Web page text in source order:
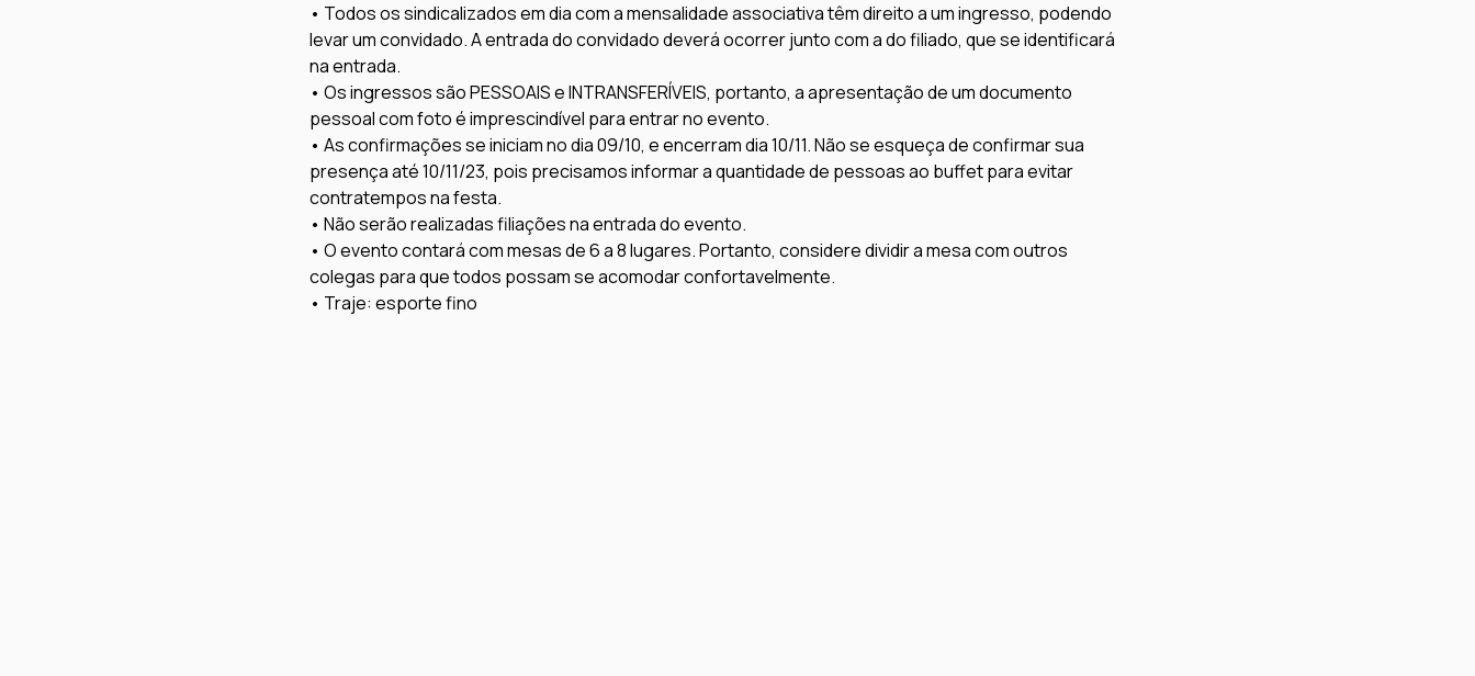
• Todos os sindicalizados em dia com a mensalidade associativa têm direito a um ingresso, podendo
levar um convidado. A entrada do convidado deverá ocorrer junto com a do filiado, que se identificará
na entrada.
• Os ingressos são PESSOAIS e INTRANSFERÍVEIS, portanto, a apresentação de um documento
pessoal com foto é imprescindível para entrar no evento.
• As confirmações se iniciam no dia 09/10, e encerram dia 10/11. Não se esqueça de confirmar sua
presença até 10/11/23, pois precisamos informar a quantidade de pessoas ao buffet para evitar
contratempos na festa.
• Não serão realizadas filiações na entrada do evento.
• O evento contará com mesas de 6 a 8 lugares. Portanto, considere dividir a mesa com outros
colegas para que todos possam se acomodar confortavelmente.
• Traje: esporte fino